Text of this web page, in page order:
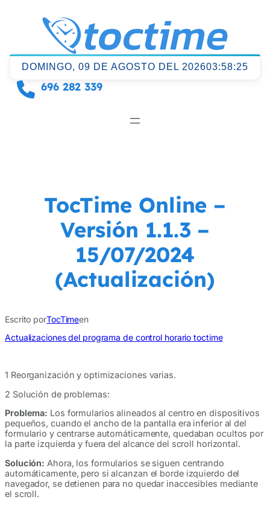
contenido
DOMINGO, 09 DE AGOSTO DEL 202603:58:25
696 282 339
TocTime Online –
Versión 1.1.3 –
15/07/2024
(Actualización)
Escrito porTocTimeen
Actualizaciones del programa de control horario toctime
1 Reorganización y optimizaciones varias.
2 Solución de problemas:
Problema: Los formularios alineados al centro en dispositivos
pequeños, cuando el ancho de la pantalla era inferior al del
formulario y centrarse automáticamente, quedaban ocultos por
la parte izquierda y fuera del alcance del scroll horizontal.
Solución: Ahora, los formularios se siguen centrando
automáticamente, pero si alcanzan el borde izquierdo del
navegador, se detienen para no quedar inaccesibles mediante
el scroll.